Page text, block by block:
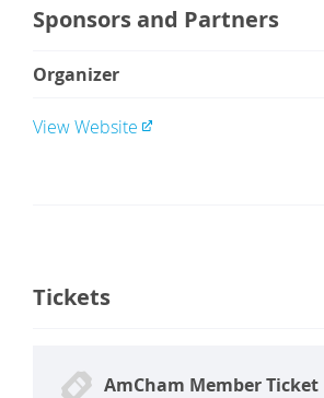
Sponsors and Partners
Organizer
View Website
Tickets
AmCham Member Ticket